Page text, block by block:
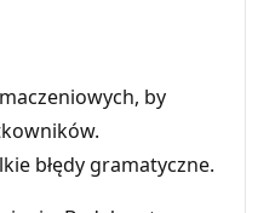
by
błędy gramatyczne.